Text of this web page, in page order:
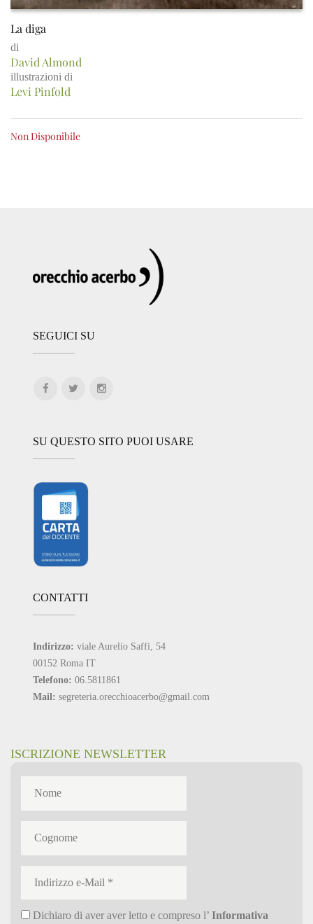
La diga
di
David Almond
illustrazioni di
Levi Pinfold
Non Disponibile
SEGUICI SU
SU QUESTO SITO PUOI USARE
CONTATTI
Indirizzo: viale Aurelio Saffi, 54
00152 Roma IT
Telefono: 06.5811861
Mail: segreteria.orecchioacerbo@gmail.com
ISCRIZIONE NEWSLETTER
Dichiaro di aver aver letto e compreso l’ Informativa